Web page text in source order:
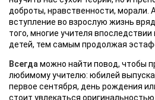
доброты, нравственности, морали.
вступление во взрослую жизнь
того, многие учителя
детей, тем самым продолжая
Всегда можно найти повод, чтобы
любимому учителю: юбилей
первое сентября, день рождения
стоит увлекаться